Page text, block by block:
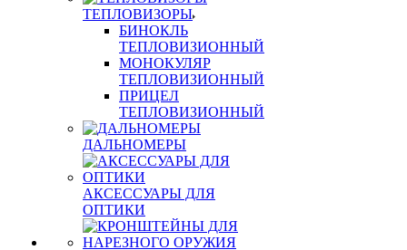
ТЕПЛОВИЗОРЫ
БИНОКЛЬ
ТЕПЛОВИЗИОННЫЙ
МОНОКУЛЯР
ТЕПЛОВИЗИОННЫЙ
ПРИЦЕЛ
ТЕПЛОВИЗИОННЫЙ
ДАЛЬНОМЕРЫ
АКСЕССУАРЫ ДЛЯ
ОПТИКИ